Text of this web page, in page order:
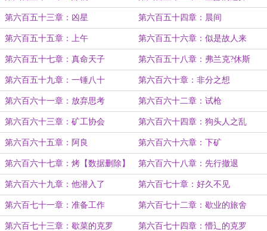
第六百五十三章：凶星 第六百五十四章：晨间
第六百五十五章：上午 第六百五十六章：似是故人来
第六百五十七章：真命天子 第六百五十八章：弗兰克?休斯
第六百五十九章：一锤八十 第六百六十章：非分之想
第六百六十一章：放弃思考 第六百六十二章：试枪
第六百六十三章：矿工协会 第六百六十四章：狗头人之乱
第六百六十五章：阿良 第六百六十六章：下矿
第六百六十七章：烤【数据删除】 第六百六十八章：先行撤退
第六百六十九章：他潜入了 第六百七十章：好久不见
第六百七十一章：准备工作 第六百七十二章：歇业的旅舍
第六百七十三章：歇菜的克罗 第六百七十四章：懵辶的克罗